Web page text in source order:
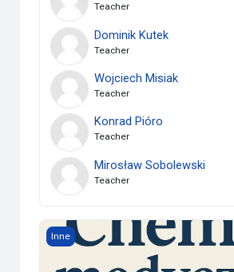
Teacher
Dominik Kutek
Teacher
Wojciech Misiak
Teacher
Konrad Pióro
Teacher
Mirosław Sobolewski
Teacher
Matematyka dla studentów i
Inne